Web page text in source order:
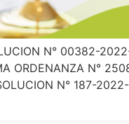
N° 00382-
ORDENANZA N°
N° 187-